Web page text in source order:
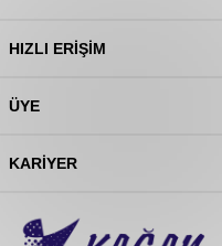
HIZLI ERIŞIM
ÜYE
KARIYER